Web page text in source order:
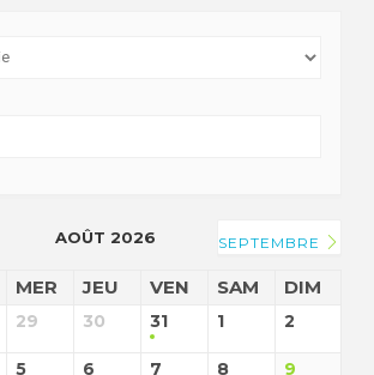
AOÛT 2026 SEPTEMBRE
MER JEU VEN SAM DIM
29 30 31 1 2
5 6 7 8 9